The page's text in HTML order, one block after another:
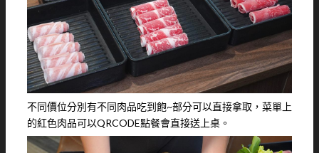
不同價位分別有不同肉品吃到飽~部分可以直接拿取，菜單上
的紅色肉品可以QRCODE點餐會直接送上桌。